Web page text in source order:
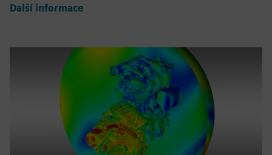
Další informace